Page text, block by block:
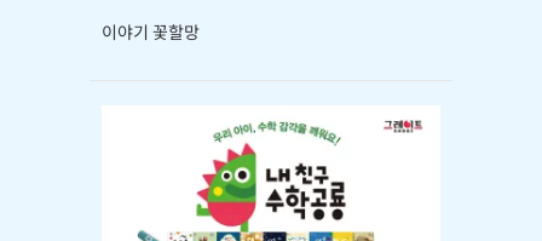
이야기 꽃할망